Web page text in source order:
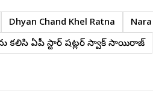
Dhyan Chand Khel Ratna
కలిసి ఏపీ స్టార్ షట్లర్ సాత్విక్ సాయిరాజ్